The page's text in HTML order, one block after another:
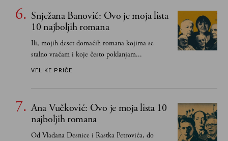
Snježana Banović: Ovo je moja lista
10 najboljih romana
Ili, mojih deset domaćih romana kojima se
stalno vraćam i koje često poklanjam...
VELIKE PRIČE
Ana Vučković: Ovo je moja lista 10
najboljih romana
Od Vladana Desnice i Rastka Petrovića, do